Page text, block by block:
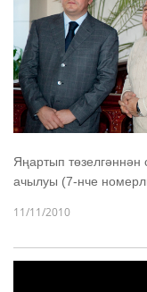
Яңартып
ачылуы (7-нче
11/11/2010